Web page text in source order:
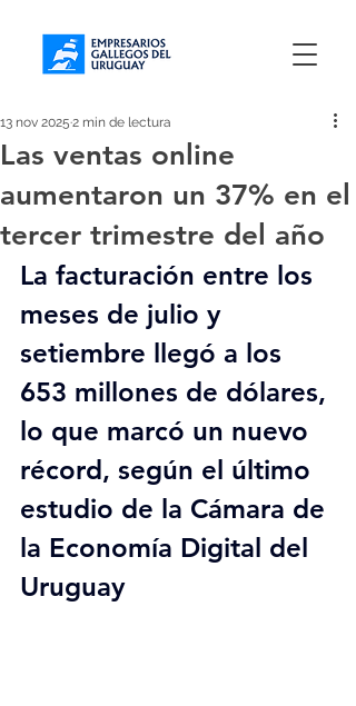
Las ventas online
aumentaron un 37% en el
tercer trimestre del año
13 nov 2025 2 min de lectura
La facturación entre los
meses de julio y
setiembre llegó a los
653 millones de dólares,
lo que marcó un nuevo
récord, según el último
estudio de la Cámara de
la Economía Digital del
Uruguay